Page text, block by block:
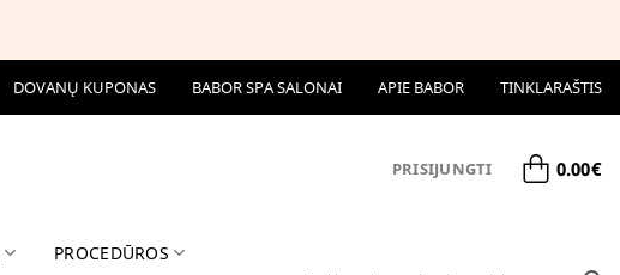
DOVANŲ KUPONAS BABOR SPA SALONAI APIE BABOR TINKLARAŠTIS
PRISIJUNGTI 0.00€
PROCEDŪROS